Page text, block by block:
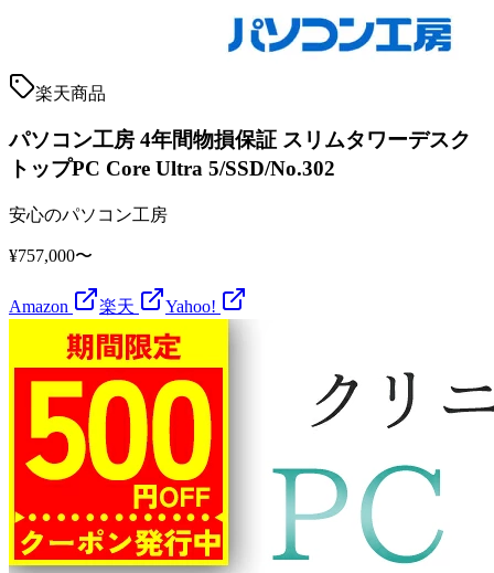
楽天商品
パソコン工房 4年間物損保証 スリムタワーデスク
トップPC Core Ultra 5/SSD/No.302
安心のパソコン工房
¥757,000〜
Amazon 楽天 Yahoo!